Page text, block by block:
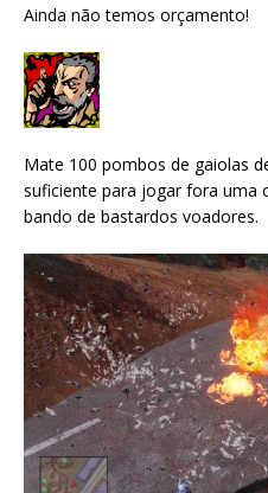
Ainda não temos orçamento!
Mate 100 pombos de gaiolas
suficiente para jogar fora uma
bando de bastardos voadores.